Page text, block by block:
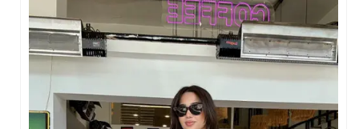
Üst Giyim
T-shirt
Bluz